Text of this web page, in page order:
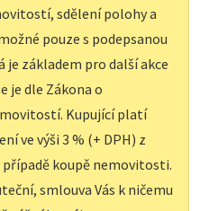
sdělení polohy a
pouze s podepsanou
základem pro další akce
je dle Zákona o
Kupující platí
ve výši 3 % (+ DPH) z
koupě nemovitosti.
smlouva Vás k ničemu